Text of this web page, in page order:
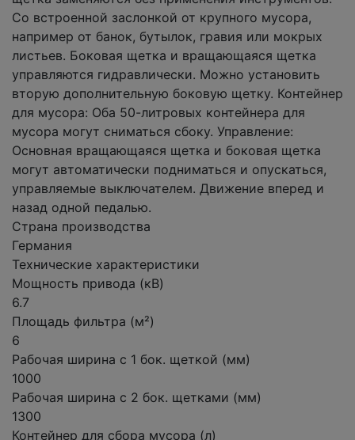
Со встроенной заслонкой от крупного мусора,
например от банок, бутылок, гравия или мокрых
листьев. Боковая щетка и вращающаяся щетка
управляются гидравлически. Можно установить
вторую дополнительную боковую щетку. Контейнер
для мусора: Оба 50-литровых контейнера для
мусора могут сниматься сбоку. Управление:
Основная вращающаяся щетка и боковая щетка
могут автоматически подниматься и опускаться,
управляемые выключателем. Движение вперед и
назад одной педалью.
Страна производства
Германия
Технические характеристики
Мощность привода (кВ)
6.7
Площадь фильтра (м²)
6
Рабочая ширина с 1 бок. щеткой (мм)
1000
Рабочая ширина с 2 бок. щетками (мм)
1300
Контейнер для сбора мусора (л)